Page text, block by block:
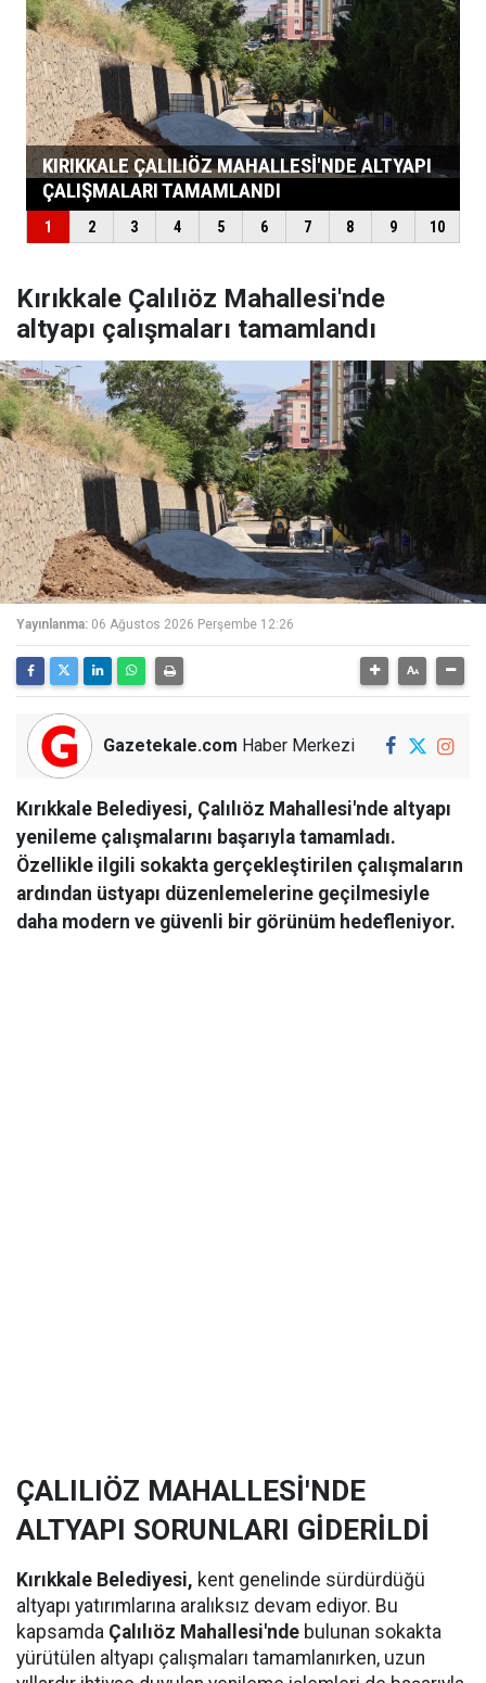
Kırıkkale Çalılıöz Mahallesi'nde
altyapı çalışmaları tamamlandı
Yayınlanma: 06 Ağustos 2026 Perşembe 12:26
Gazetekale.com Haber Merkezi
Kırıkkale Belediyesi, Çalılıöz Mahallesi'nde altyapı
yenileme çalışmalarını başarıyla tamamladı.
Özellikle ilgili sokakta gerçekleştirilen çalışmaların
ardından üstyapı düzenlemelerine geçilmesiyle
daha modern ve güvenli bir görünüm hedefleniyor.
ÇALILIÖZ MAHALLESİ'NDE
ALTYAPI SORUNLARI GİDERİLDİ
Kırıkkale Belediyesi, kent genelinde sürdürdüğü
altyapı yatırımlarına aralıksız devam ediyor. Bu
kapsamda Çalılıöz Mahallesi'nde bulunan sokakta
yürütülen altyapı çalışmaları tamamlanırken, uzun